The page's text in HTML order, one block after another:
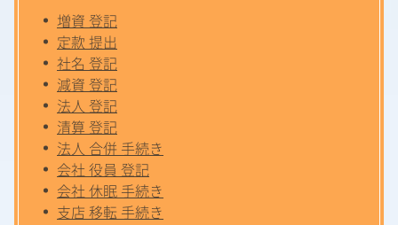
増資 登記
定款 提出
社名 登記
減資 登記
法人 登記
清算 登記
法人 合併 手続き
会社 役員 登記
会社 休眠 手続き
支店 移転 手続き